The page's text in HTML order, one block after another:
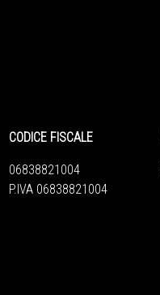
CODICE FISCALE
06838821004
P.IVA 06838821004